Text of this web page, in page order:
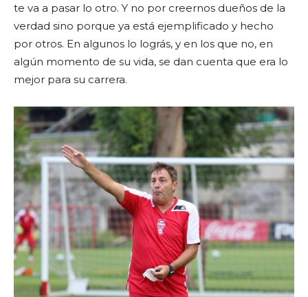
te va a pasar lo otro. Y no por creernos dueños de la
verdad sino porque ya está ejemplificado y hecho
por otros. En algunos lo lográs, y en los que no, en
algún momento de su vida, se dan cuenta que era lo
mejor para su carrera.